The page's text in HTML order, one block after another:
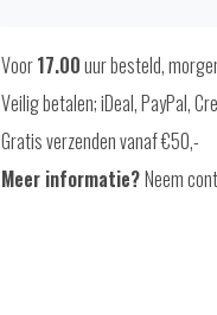
Voor17.00uur besteld,
Veilig betalen; iDeal, PayPal,
Gratis verzenden vanaf €50,-
Meer informatie?Neem